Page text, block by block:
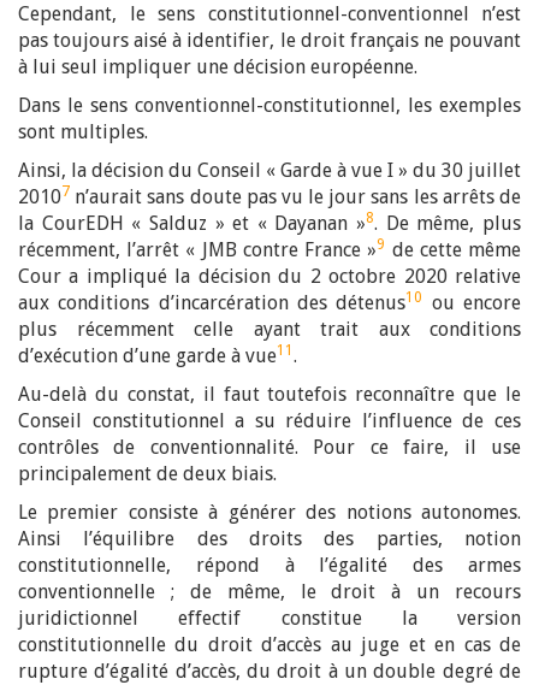
Cependant, le sens constitutionnel-conventionnel n’est
pas toujours aisé à identifier, le droit français ne pouvant
à lui seul impliquer une décision européenne.
Dans le sens conventionnel-constitutionnel, les exemples
sont multiples.
Ainsi, la décision du Conseil « Garde à vue I » du 30 juillet
20107 n’aurait sans doute pas vu le jour sans les arrêts de
la CourEDH « Salduz » et « Dayanan »8. De même, plus
récemment, l’arrêt « JMB contre France »9 de cette même
Cour a impliqué la décision du 2 octobre 2020 relative
aux conditions d’incarcération des détenus10
ou encore
plus récemment celle ayant trait aux conditions
d’exécution d’une garde à vue11 .
Au-delà du constat, il faut toutefois reconnaître que le
Conseil constitutionnel a su réduire l’influence de ces
contrôles de conventionnalité. Pour ce faire, il use
principalement de deux biais.
Le premier consiste à générer des notions autonomes.
Ainsi l’équilibre des droits des parties, notion
constitutionnelle, répond à l’égalité des armes
conventionnelle ; de même, le droit à un recours
juridictionnel effectif constitue la version
constitutionnelle du droit d’accès au juge et en cas de
rupture d’égalité d’accès, du droit à un double degré de